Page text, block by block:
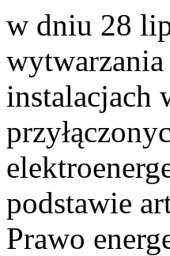
w dniu 28
instalacjach
podstawie
Prawo